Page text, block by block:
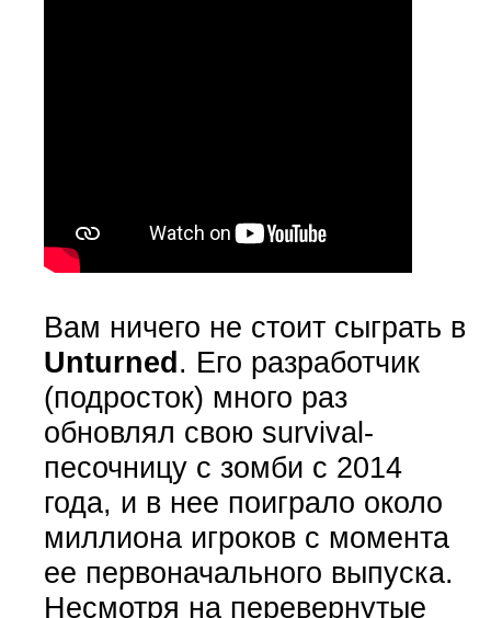
Вам ничего не стоит сыграть в
Unturned. Его разработчик
(подросток) много раз
обновлял свою survival-
песочницу с зомби с 2014
года, и в нее поиграло около
миллиона игроков с момента
ее первоначального выпуска.
Несмотря на перевернутые